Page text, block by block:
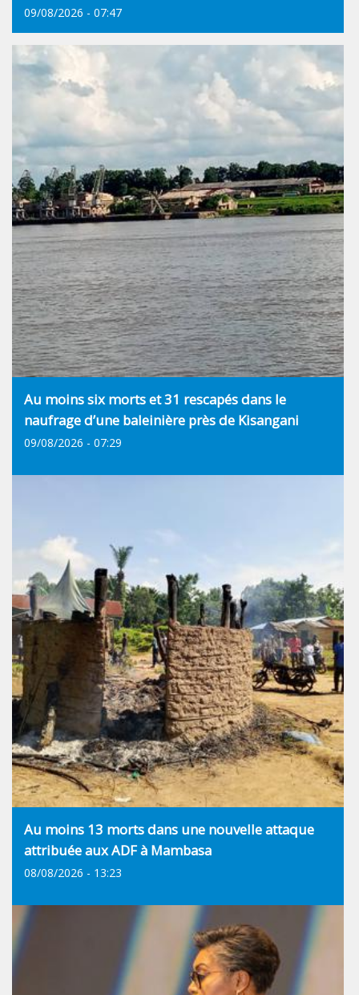
09/08/2026 - 07:47
Au moins six morts et 31 rescapés dans le
naufrage d’une baleinière près de Kisangani
09/08/2026 - 07:29
Au moins 13 morts dans une nouvelle attaque
attribuée aux ADF à Mambasa
08/08/2026 - 13:23